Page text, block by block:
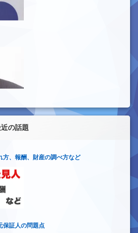
の話題
、報酬、財産の調べ方など
保証人の問題点